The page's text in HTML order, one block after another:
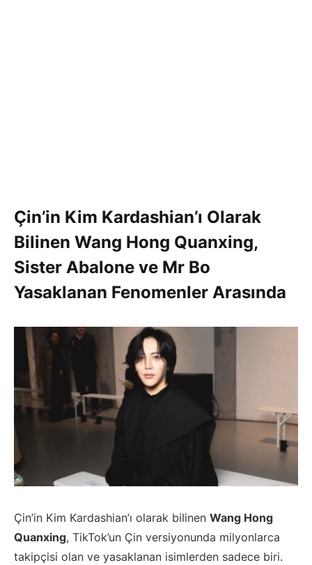
Çin’in Kim Kardashian’ı Olarak
Bilinen Wang Hong Quanxing,
Sister Abalone ve Mr Bo
Yasaklanan Fenomenler Arasında
Çin’in Kim Kardashian’ı olarak bilinen Wang Hong
Quanxing, TikTok’un Çin versiyonunda milyonlarca
takipçisi olan ve yasaklanan isimlerden sadece biri.